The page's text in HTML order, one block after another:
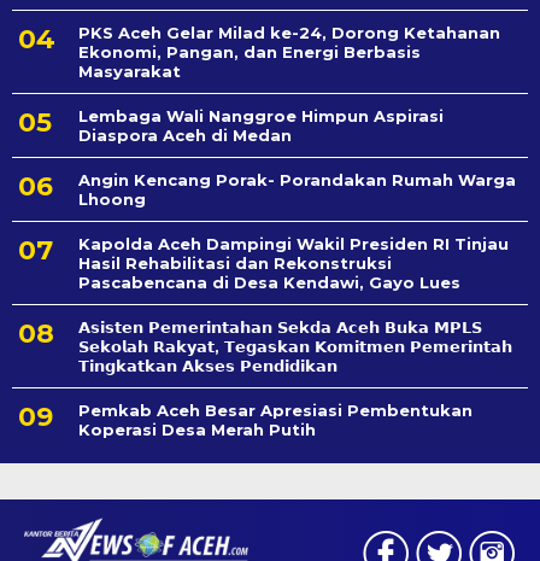
PKS Aceh Gelar Milad ke-24, Dorong Ketahanan
Ekonomi, Pangan, dan Energi Berbasis
Masyarakat
Lembaga Wali Nanggroe Himpun Aspirasi
Diaspora Aceh di Medan
Angin Kencang Porak- Porandakan Rumah Warga
Lhoong
Kapolda Aceh Dampingi Wakil Presiden RI Tinjau
Hasil Rehabilitasi dan Rekonstruksi
Pascabencana di Desa Kendawi, Gayo Lues
𝗔𝘀𝗶𝘀𝘁𝗲𝗻 𝗣𝗲𝗺𝗲𝗿𝗶𝗻𝘁𝗮𝗵𝗮𝗻 𝗦𝗲k𝗱𝗮 𝗔𝗰𝗲𝗵 𝗕𝘂𝗸𝗮 𝗠𝗣𝗟𝗦
𝗦𝗲𝗸𝗼𝗹𝗮𝗵 𝗥𝗮𝗸𝘆𝗮𝘁, 𝗧𝗲𝗴𝗮𝘀𝗸𝗮𝗻 𝗞𝗼𝗺𝗶𝘁𝗺𝗲𝗻 𝗣𝗲𝗺𝗲𝗿𝗶𝗻𝘁𝗮𝗵
𝗧𝗶𝗻𝗴𝗸𝗮𝘁𝗸𝗮𝗻 𝗔𝗸𝘀𝗲𝘀 𝗣𝗲𝗻𝗱𝗶𝗱𝗶𝗸𝗮𝗻
Pemkab Aceh Besar Apresiasi Pembentukan
Koperasi Desa Merah Putih